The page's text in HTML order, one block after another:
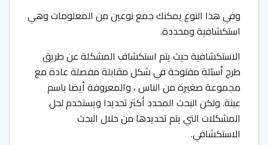
وفي هذا النوع يمكنك جمع نوعين من المعلومات وهي
استكشافية ومحددة.
الاستكشافية حيث يتم استكشاف المشكلة عن طريق
طرح أسئلة مفتوحة في شكل مقابلة مفصلة عادة مع
مجموعة صغيرة من الناس ، والمعروفة أيضا باسم
عينة. ولكن البحث المحدد أكثر تحديدا ويستخدم لحل
المشكلات التي يتم تحديدها من خلال البحث
الاستكشافي.